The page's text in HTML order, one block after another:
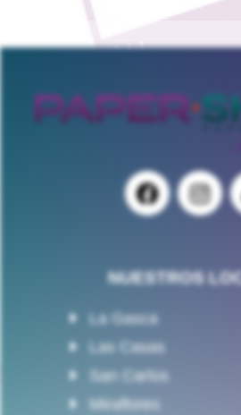
NUESTROS
La Gasca
Las Casas
San Carlos
Miraflores